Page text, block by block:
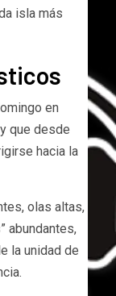
isla más
en
que desde
hacia la
olas altas,
abundantes,
la unidad de